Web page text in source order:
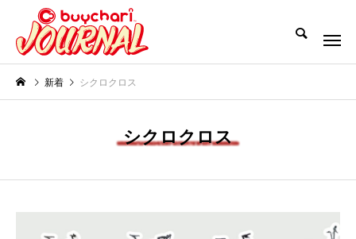
新着 シクロクロス
シクロクロス